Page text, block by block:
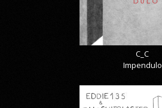
C_C
Impendulo